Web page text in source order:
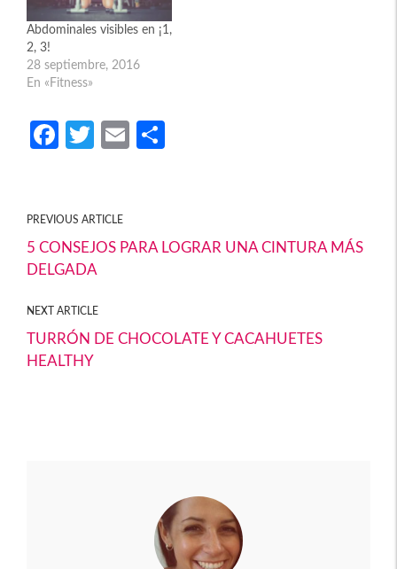
Abdominales visibles en ¡1,
2, 3!
28 septiembre, 2016
En «Fitness»
Fa
o
o
k
T
er
E
ar
PREVIOUS ARTICLE
5 CONSEJOS PARA LOGRAR UNA CINTURA MÁS
DELGADA
NEXT ARTICLE
TURRÓN DE CHOCOLATE Y CACAHUETES
HEALTHY